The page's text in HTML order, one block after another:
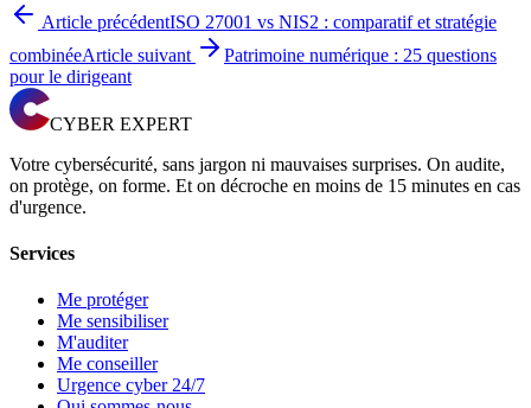
Article précédentISO 27001 vs NIS2 : comparatif et stratégie
combinéeArticle suivant
Patrimoine numérique : 25 questions
pour le dirigeant
CYBER EXPERT
Votre cybersécurité, sans jargon ni mauvaises surprises. On audite,
on protège, on forme. Et on décroche en moins de 15 minutes en cas
d'urgence.
Services
Me protéger
Me sensibiliser
M'auditer
Me conseiller
Urgence cyber 24/7